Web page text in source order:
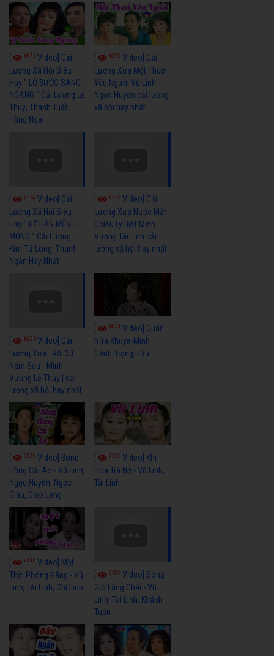
6976Video] Cải
Lương Xã Hội Siêu
Hay " LỠ BƯỚC SANG
NGANG " Cải Lương Lệ
Thuỷ, Thanh Tuấn,
Hồng Nga
6392Video] Cải
Lương Xưa Một Thuở
Yêu Người Vũ Linh
Ngọc Huyền cải lương
xã hội hay nhất
5462 Video] Cải
Lương Xã Hội Siêu
Hay " BỂ HẬN MÊNH
MÔNG " Cải Lương
Kim Tử Long, Thanh
Ngân Hay Nhất
5739Video] Cải
Lương Xưa Nước Mắt
Chiều Ly Biệt Minh
Vương Tài Linh cải
lương xã hội hay nhất
6326Video] Cải
Lương Xưa : Rồi 30
Năm Sau - Minh
Vương Lệ Thủy | cải
lương xã hội hay nhất
6041Video] Quán
Nửa Khuya-Minh
Cảnh-Trọng Hữu
9059 Video] Bông
Hồng Cài Áo - Vũ Linh,
Ngọc Huyền, Ngọc
Giàu, Diệp Lang
7352Video] Khi
Hoa Trà Nở - Vũ Linh,
Tài Linh
4110 Video] Một
Thời Phóng Đãng - Vũ
Linh, Tài Linh, Chí Linh
3659Video] Sóng
Gió Làng Chài - Vũ
Linh, Tài Linh, Khánh
Tuấn